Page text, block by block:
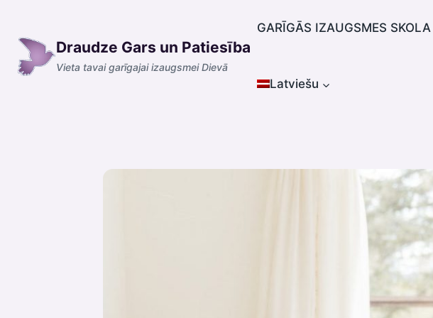
content
Draudze Gars un Patiesība
Vieta tavai garīgajai izaugsmei Dievā
GARĪGĀS IZAUGSMES SKOLA
Latviešu